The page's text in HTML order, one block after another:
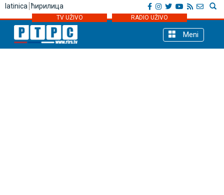
latinica ћирилица
TV UŽIVO RADIO UŽIVO
Meni